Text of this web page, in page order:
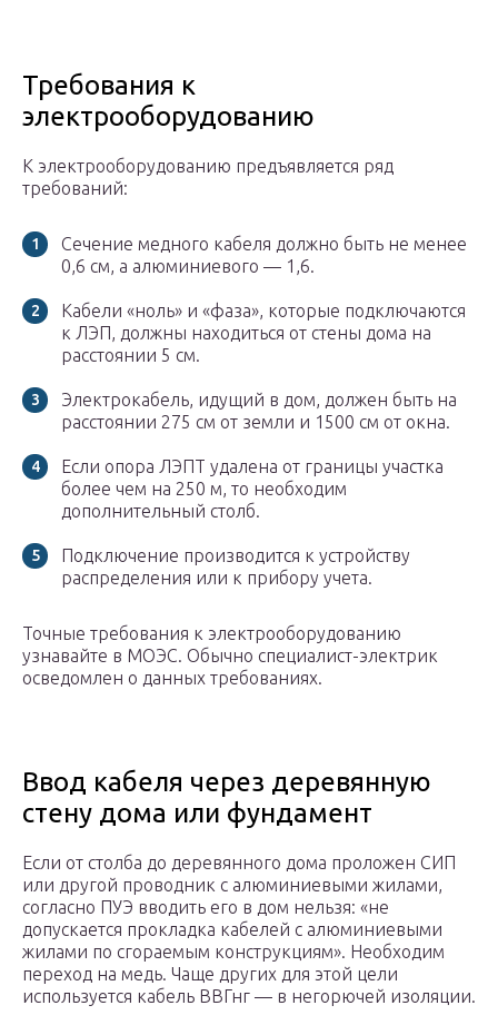
Требования к
электрооборудованию
К электрооборудованию предъявляется ряд
требований:
Сечение медного кабеля должно быть не менее
0,6 см, а алюминиевого — 1,6.
Кабели «ноль» и «фаза», которые подключаются
к ЛЭП, должны находиться от стены дома на
расстоянии 5 см.
Электрокабель, идущий в дом, должен быть на
расстоянии 275 см от земли и 1500 см от окна.
Если опора ЛЭПТ удалена от границы участка
более чем на 250 м, то необходим
дополнительный столб.
Подключение производится к устройству
распределения или к прибору учета.
Точные требования к электрооборудованию
узнавайте в МОЭС. Обычно специалист-электрик
осведомлен о данных требованиях.
Ввод кабеля через деревянную
стену дома или фундамент
Если от столба до деревянного дома проложен СИП
или другой проводник с алюминиевыми жилами,
согласно ПУЭ вводить его в дом нельзя: «не
допускается прокладка кабелей с алюминиевыми
жилами по сгораемым конструкциям». Необходим
переход на медь. Чаще других для этой цели
используется кабель ВВГнг — в негорючей изоляции.